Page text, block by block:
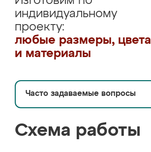
индивидуальному
проекту:
любые размеры, цвета
и материалы
Часто задаваемые вопросы
Схема работы